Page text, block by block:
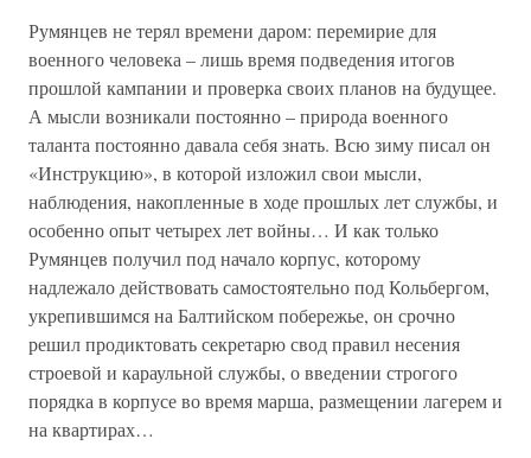
Румянцев не терял времени даром: перемирие для
военного человека – лишь время подведения итогов
прошлой кампании и проверка своих планов на будущее.
А мысли возникали постоянно – природа военного
таланта постоянно давала себя знать. Всю зиму писал он
«Инструкцию», в которой изложил свои мысли,
наблюдения, накопленные в ходе прошлых лет службы, и
особенно опыт четырех лет войны… И как только
Румянцев получил под начало корпус, которому
надлежало действовать самостоятельно под Кольбергом,
укрепившимся на Балтийском побережье, он срочно
решил продиктовать секретарю свод правил несения
строевой и караульной службы, о введении строгого
порядка в корпусе во время марша, размещении лагерем и
на квартирах…